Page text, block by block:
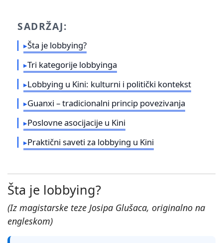
SADRŽAJ:
Šta je lobbying?
Tri kategorije lobbyinga
Lobbying u Kini: kulturni i politički kontekst
Guanxi – tradicionalni princip povezivanja
Poslovne asocijacije u Kini
Praktični saveti za lobbying u Kini
Šta je lobbying?
(Iz magistarske teze Josipa Glušaca, originalno na
engleskom)